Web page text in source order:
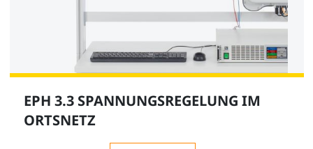
EPH 3.3 SPANNUNGSREGELUNG IM
ORTSNETZ